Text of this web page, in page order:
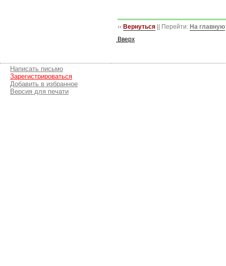
‹‹ Вернуться || Перейти: На главную
Вверх
Написать письмо
Зарегистрироваться
Добавить в избранное
Версия для печати